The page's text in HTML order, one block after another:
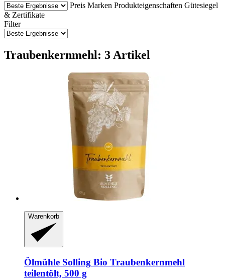
Preis Marken Produkteigenschaften Gütesiegel
& Zertifikate
Filter
Traubenkernmehl: 3 Artikel
Warenkorb
Ölmühle Solling Bio Traubenkernmehl
teilentölt, 500 g